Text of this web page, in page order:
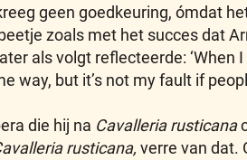
geen goedkeuring, ómdat
zoals met het succes dat
als volgt reflecteerde:
way, but it’s not my fault if
die hij na Cavalleria rusticana
rusticana, verre van dat.